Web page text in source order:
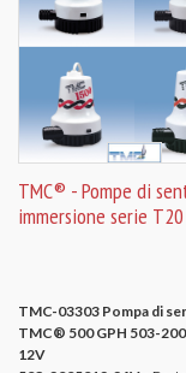
TMC® - Pompe di
immersione serie T20
TMC-03303 Pompa di
TMC® 500 GPH 503-
12V